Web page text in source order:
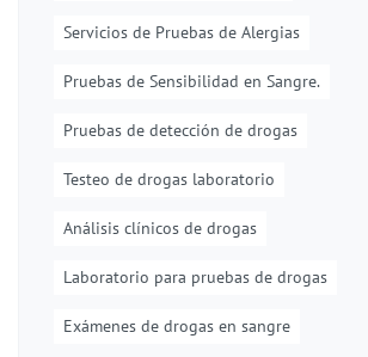
Servicios de Pruebas de Alergias
Pruebas de Sensibilidad en Sangre.
Pruebas de detección de drogas
Testeo de drogas laboratorio
Análisis clínicos de drogas
Laboratorio para pruebas de drogas
Exámenes de drogas en sangre